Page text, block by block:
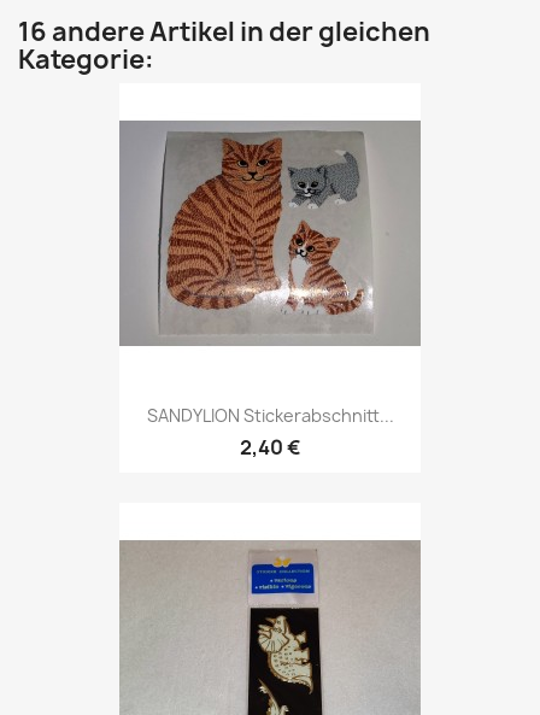
16 andere Artikel in der gleichen
Kategorie:
SANDYLION Stickerabschnitt...
2,40 €